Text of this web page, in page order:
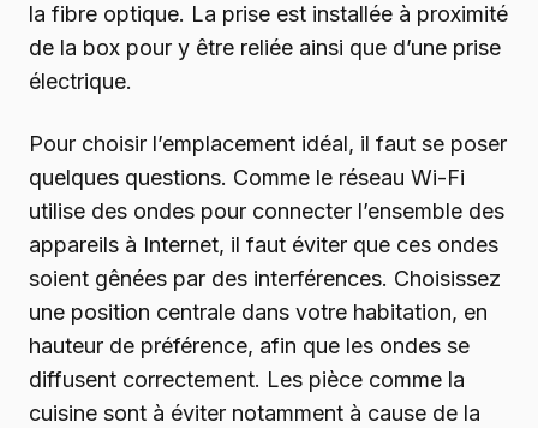
la fibre optique. La prise est installée à proximité
de la box pour y être reliée ainsi que d’une prise
électrique.
Pour choisir l’emplacement idéal, il faut se poser
quelques questions. Comme le réseau Wi-Fi
utilise des ondes pour connecter l’ensemble des
appareils à Internet, il faut éviter que ces ondes
soient gênées par des interférences. Choisissez
une position centrale dans votre habitation, en
hauteur de préférence, afin que les ondes se
diffusent correctement. Les pièce comme la
cuisine sont à éviter notamment à cause de la